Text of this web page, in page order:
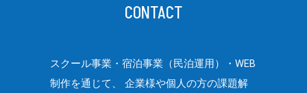
CONTACT
スクール事業・宿泊事業（民泊運用）・WEB
制作を通じて、
企業様や個人の方の課題解